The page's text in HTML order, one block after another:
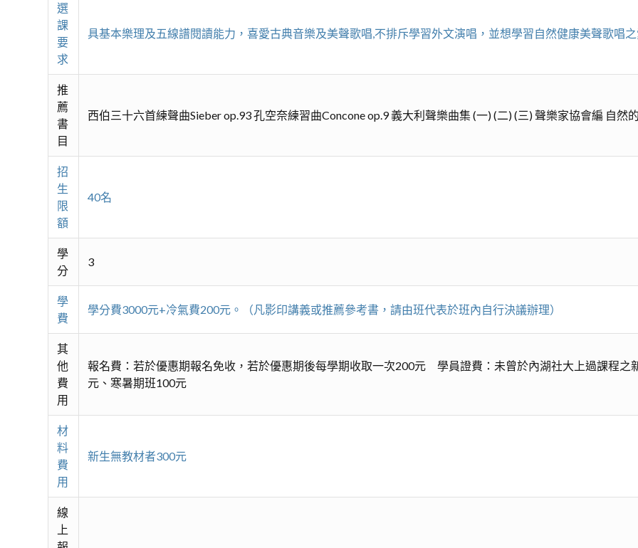
選
課
要
求
具基本樂理及五線譜閱讀能力，喜愛古典音樂及美聲歌唱,不排斥學習外文演唱，並想學習自然健康美聲歌唱
推
薦
書
目
西伯三十六首練聲曲Sieber op.93 孔空奈練習曲Concone op.9 義大利聲樂曲集 (一) (二) (三) 聲樂家協會編 自然
招
生
限
額
40名
學
分
3
學
費
學分費3000元+冷氣費200元。（凡影印講義或推薦參考書，請由班代表於班內自行決議辦理）
其
他
費
用
報名費：若於優惠期報名免收，若於優惠期後每學期收取一次200元 學員證費：未曾於內湖社大上過課程之
元、寒暑期班100元
材
料
費
用
新生無教材者300元
線
上